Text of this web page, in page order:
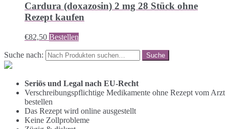
Cardura (doxazosin) 2 mg 28 Stück ohne
Rezept kaufen
€82,50 Bestellen
Suche nach:
Seriös und Legal nach EU-Recht
Verschreibungspflichtige Medikamente ohne Rezept vom Arzt
bestellen
Das Rezept wird online ausgestellt
Keine Zollprobleme